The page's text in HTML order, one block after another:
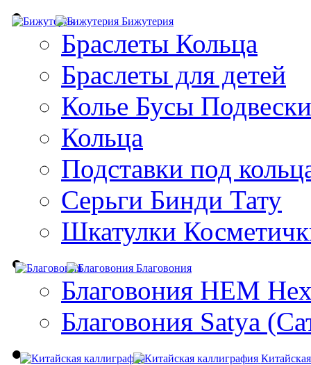
Бижутерия
Браслеты Кольца
Браслеты для детей
Колье Бусы Подвески
Кольца
Подставки под
Серьги Бинди Тату
Шкатулки
Благовония
Благовония HEM
Благовония Satya